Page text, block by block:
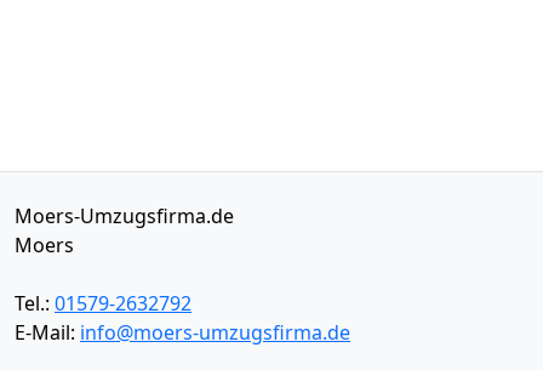
Moers-Umzugsfirma.de
Moers
Tel.: 01579-2632792
E-Mail: info@moers-umzugsfirma.de